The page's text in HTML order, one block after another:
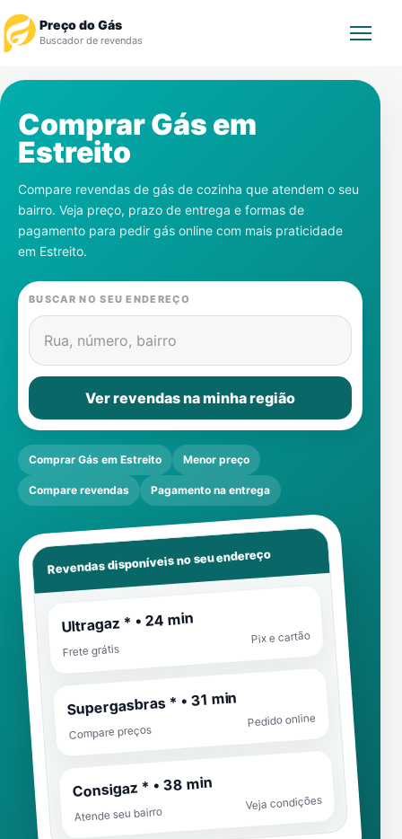
Preço do Gás
Buscador de revendas
Revendedor
Notícias
Cadastre-se
Gás
Contatos
Comprar Gás em
Estreito
Compare revendas de gás de cozinha que atendem o seu
bairro. Veja preço, prazo de entrega e formas de
pagamento para pedir gás online com mais praticidade
em Estreito.
BUSCAR NO SEU ENDEREÇO
Rua, número, bairro
Ver revendas na minha região
Comprar Gás em Estreito Menor preço
Compare revendas Pagamento na entrega
Revendas disponíveis no seu endereço
Ultragaz * • 24 min
Frete grátis
Pix e cartão
Supergasbras * • 31 min
Compare preços
Pedido online
Consigaz * • 38 min
Atende seu bairro
Veja condições